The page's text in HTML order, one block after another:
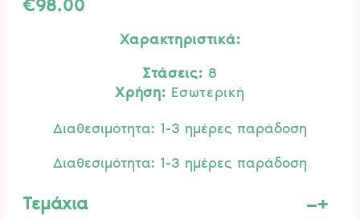
€98.00
Χαρακτηριστικά:
Στάσεις: 8
Χρήση: Εσωτερική
Διαθεσιμότητα: 1-3 ημέρες παράδοση
Διαθεσιμότητα: 1-3 ημέρες παράδοση
Τεμάχια –
Προγραμματιστής
+